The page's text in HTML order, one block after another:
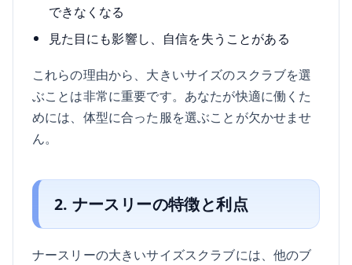
できなくなる
見た目にも影響し、自信を失うことがある
これらの理由から、大きいサイズのスクラブを選
ぶことは非常に重要です。あなたが快適に働くた
めには、体型に合った服を選ぶことが欠かせませ
ん。
2. ナースリーの特徴と利点
ナースリーの大きいサイズスクラブには、他のブ